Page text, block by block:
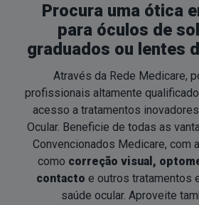
Procura uma ótica
para óculos de
graduados ou lentes
Através da Rede Medicare,
profissionais altamente
acesso a tratamentos
Ocular. Beneficie de todas as
Convencionados Medicare, com
como correção visual,
contacto e outros tratamentos
saúde ocular. Aproveite